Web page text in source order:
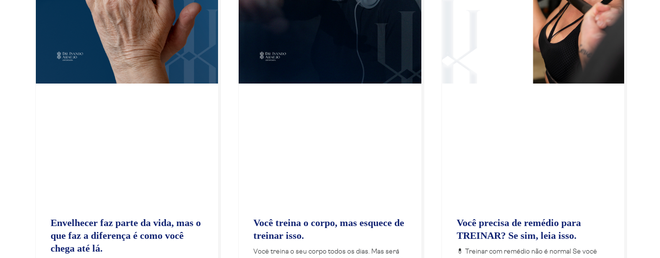
Envelhecer faz parte da vida, mas o
que faz a diferença é como você
chega até lá.
Você treina o corpo, mas esquece de
treinar isso.
Você treina o seu corpo todos os dias. Mas será
Você precisa de remédio para
TREINAR? Se sim, leia isso.
💊 Treinar com remédio não é normal Se você